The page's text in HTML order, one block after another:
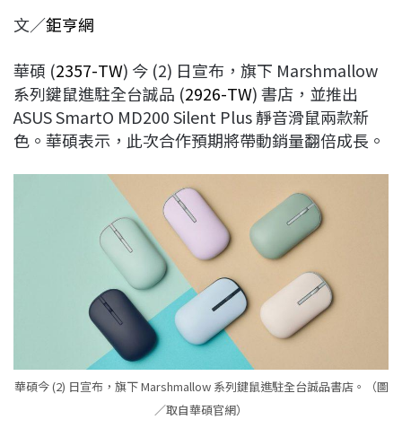
c
b
o
o
k
n
a
d
s
e
d
I
n
L
i
n
k
文／鉅亨網
華碩 (2357-TW) 今 (2) 日宣布，旗下 Marshmallow
系列鍵鼠進駐全台誠品 (2926-TW) 書店，並推出
ASUS SmartO MD200 Silent Plus 靜音滑鼠兩款新
色。華碩表示，此次合作預期將帶動銷量翻倍成長。
華碩今 (2) 日宣布，旗下 Marshmallow 系列鍵鼠進駐全台誠品書店。（圖
／取自華碩官網）